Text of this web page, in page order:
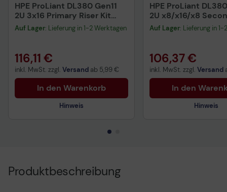
HPE ProLiant DL380 Gen11
2U 3x16 Primary Riser Kit
(P48803-B21)
Auf Lager: Lieferung in 1-2 Werktagen
116,11 €
inkl. MwSt. zzgl. Versand ab 5,99 €
In den Warenkorb
Hinweis
HPE ProLiant
2U x8/x16/x8
Riser Kit (P48802-
Auf Lager: Lieferung in
106,37 €
inkl. MwSt. zzgl. Versand
In den
Hinweis
Produktbeschreibung